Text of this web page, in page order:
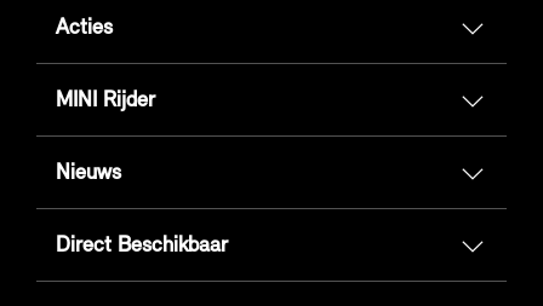
Acties
MINI Rijder
Nieuws
Direct Beschikbaar